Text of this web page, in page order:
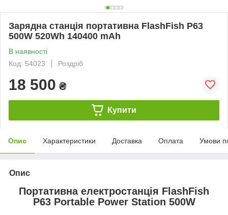
Зарядна станція портативна FlashFish P63
500W 520Wh 140400 mAh
В наявності
Код: 54023
Роздріб
18 500 ₴
Купити
Опис Характеристики Доставка Оплата Умови
Опис
Портативна електростанція FlashFish
P63 Portable Power Station 500W